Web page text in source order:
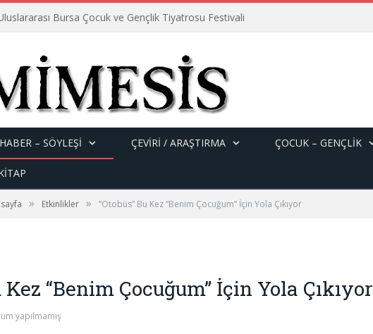
Bursa Çocuk ve Gençlik Tiyatrosu Festivali
HABER – SÖYLEŞI ÇEVİRİ / ARAŞTIRMA ÇOCUK – GENÇLIK
» Etkinlikler » “Otobüs” Bu Kez “Benim Çocuğum” İçin Yola Çıkıyor
Kez “Benim Çocuğum” İçin Yola Çıkıyor
yapılmamış